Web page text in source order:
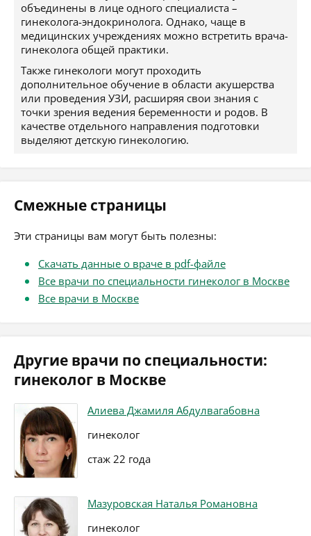
объединены в лице одного специалиста –
гинеколога-эндокринолога. Однако, чаще в
медицинских учреждениях можно встретить врача-
гинеколога общей практики.
Также гинекологи могут проходить
дополнительное обучение в области акушерства
или проведения УЗИ, расширяя свои знания с
точки зрения ведения беременности и родов. В
качестве отдельного направления подготовки
выделяют детскую гинекологию.
Смежные страницы
Эти страницы вам могут быть полезны:
Скачать данные о враче в pdf-файле
Все врачи по специальности гинеколог в Москве
Все врачи в Москве
Другие врачи по специальности:
гинеколог в Москве
Алиева Джамиля Абдулвагабовна
гинеколог
стаж 22 года
Мазуровская Наталья Романовна
гинеколог